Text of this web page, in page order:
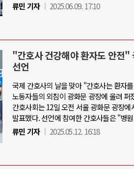
류민 기자
2025.06.09. 17:10
"간호사 건강해야 환자도 안전"
선언
국제 간호사의 날을 맞아 "간호사는 환자
노동자들의 외침이 광화문 광장에 울려
간호사회는 12일 오전 서울 광화문 광장
발표했다. 선언에 참여한 간호사들은 "병
류민 기자
2025.05.12. 16:18
AI는